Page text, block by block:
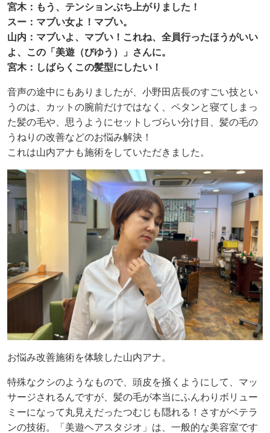
宮木：もう、テンションぶち上がりました！
スー：マブい女よ！マブい。
山内：マブいよ、マブい！これね、全員行ったほうがいい
よ、この「美遊（びゆう）」さんに。
宮木：しばらくこの髪型にしたい！
音声の途中にもありましたが、小野田店長のすごい技とい
うのは、カットの腕前だけではなく、ペタンと寝てしまっ
た髪の毛や、思うようにセットしづらい分け目、髪の毛の
うねりの改善などのお悩み解決！
これは山内アナも施術をしていただきました。
お悩み改善施術を体験した山内アナ。
特殊なクシのようなもので、頭皮を掻くようにして、マッ
サージされるんですが、髪の毛が本当にふんわりボリュー
ミーになって丸見えだったつむじも隠れる！さすがベテラ
ンの技術。「美遊ヘアスタジオ」は、一般的な美容室です